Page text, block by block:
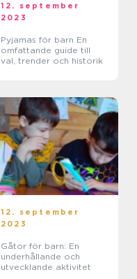
12. september
2023
Pyjamas för barn En
omfattande guide till
val, trender och historik
12. september
2023
Gåtor för barn: En
underhållande och
utvecklande aktivitet